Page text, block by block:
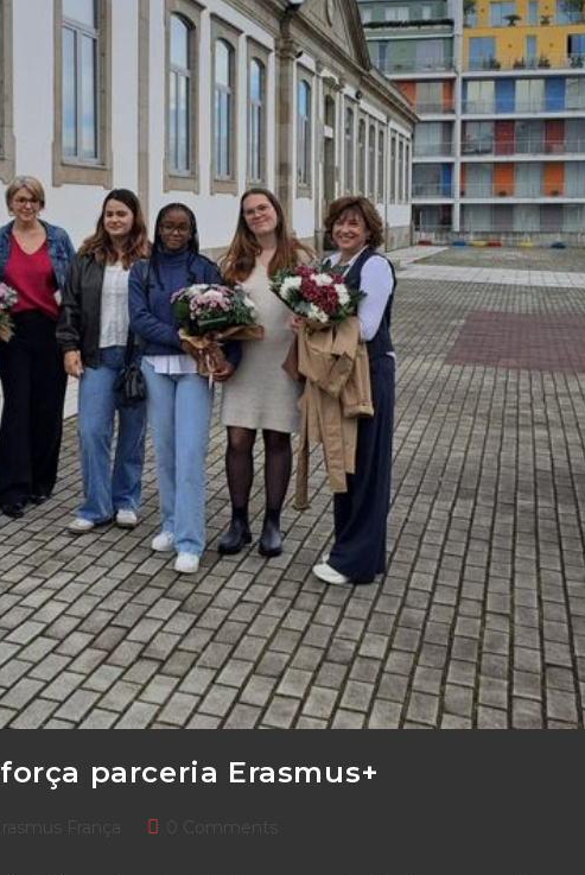
parceria Erasmus+
Erasmus França
Post0 Comments